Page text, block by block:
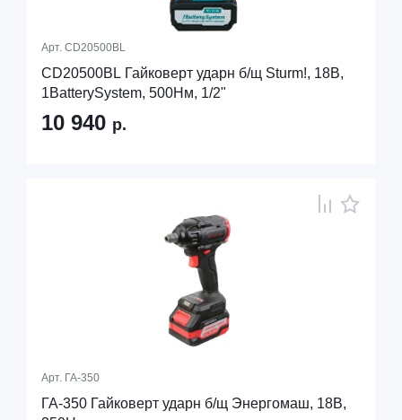
Арт. CD20500BL
CD20500BL Гайковерт ударн б/щ Sturm!, 18В,
1BatterySystem, 500Нм, 1/2"
10 940 р.
Арт. ГА-350
ГА-350 Гайковерт ударн б/щ Энергомаш, 18В,